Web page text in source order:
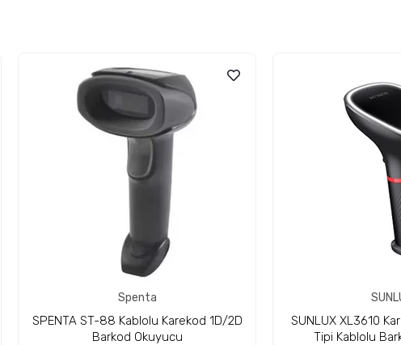
Spenta
SPENTA ST-88 Kablolu Karekod 1D/2D
Barkod Okuyucu
SUNLUX XL3610
Tipi Kablolu